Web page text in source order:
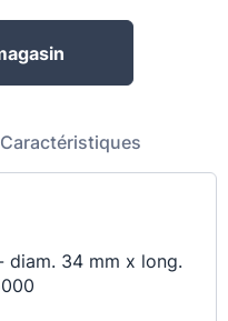
Caractéristiques
diam. 34 mm x long.